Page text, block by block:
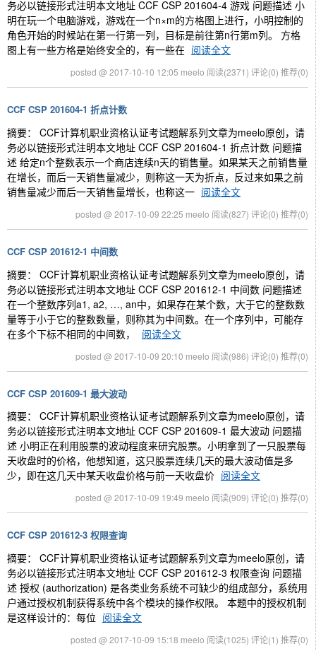
务必以链接形式注明本文地址 CCF CSP 201604-4 游戏 问题描述 小
明在玩一个电脑游戏，游戏在一个n×m的方格图上进行，小明控制的
角色开始的时候站在第一行第一列，目标是前往第n行第m列。 方格
图上有一些方格是始终安全的，有一些在 阅读全文
posted @ 2017-10-10 12:05 meelo 阅读(2371) 评论(0) 推荐(0)
CCF CSP 201604-1 折点计数
摘要： CCF计算机职业资格认证考试题解系列文章为meelo原创，请
务必以链接形式注明本文地址 CCF CSP 201604-1 折点计数 问题描
述 给定n个整数表示一个商店连续n天的销售量。如果某天之前销售量
在增长，而后一天销售量减少，则称这一天为折点，反过来如果之前
销售量减少而后一天销售量增长，也称这一 阅读全文
posted @ 2017-10-09 22:25 meelo 阅读(827) 评论(0) 推荐(0)
CCF CSP 201612-1 中间数
摘要： CCF计算机职业资格认证考试题解系列文章为meelo原创，请
务必以链接形式注明本文地址 CCF CSP 201612-1 中间数 问题描述
在一个整数序列a1, a2, …, an中，如果存在某个数，大于它的整数数
量等于小于它的整数数量，则称其为中间数。在一个序列中，可能存
在多个下标不相同的中间数，
阅读全文
posted @ 2017-10-09 20:10 meelo 阅读(986) 评论(0) 推荐(0)
CCF CSP 201609-1 最大波动
摘要： CCF计算机职业资格认证考试题解系列文章为meelo原创，请
务必以链接形式注明本文地址 CCF CSP 201609-1 最大波动 问题描
述 小明正在利用股票的波动程度来研究股票。小明拿到了一只股票每
天收盘时的价格，他想知道，这只股票连续几天的最大波动值是多
少，即在这几天中某天收盘价格与前一天收盘价 阅读全文
posted @ 2017-10-09 19:49 meelo 阅读(909) 评论(0) 推荐(0)
CCF CSP 201612-3 权限查询
摘要： CCF计算机职业资格认证考试题解系列文章为meelo原创，请
务必以链接形式注明本文地址 CCF CSP 201612-3 权限查询 问题描
述 授权 (authorization) 是各类业务系统不可缺少的组成部分，系统用
户通过授权机制获得系统中各个模块的操作权限。 本题中的授权机制
是这样设计的：每位 阅读全文
posted @ 2017-10-09 15:18 meelo 阅读(1025) 评论(1) 推荐(0)